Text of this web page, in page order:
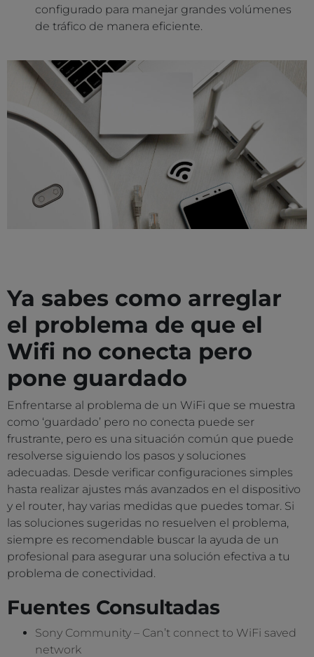
configurado para manejar grandes volúmenes
de tráfico de manera eficiente.
Ya sabes como arreglar
el problema de que el
Wifi no conecta pero
pone guardado
Enfrentarse al problema de un WiFi que se muestra
como ‘guardado’ pero no conecta puede ser
frustrante, pero es una situación común que puede
resolverse siguiendo los pasos y soluciones
adecuadas. Desde verificar configuraciones simples
hasta realizar ajustes más avanzados en el dispositivo
y el router, hay varias medidas que puedes tomar. Si
las soluciones sugeridas no resuelven el problema,
siempre es recomendable buscar la ayuda de un
profesional para asegurar una solución efectiva a tu
problema de conectividad.
Fuentes Consultadas
Sony Community – Can’t connect to WiFi saved
network